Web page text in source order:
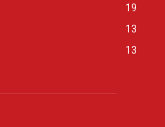
19
13
13